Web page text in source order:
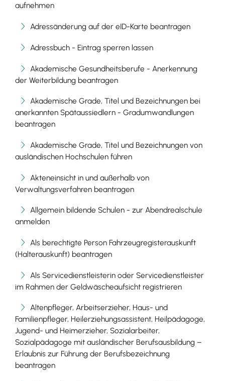
aufnehmen
Adressänderung auf der eID-Karte beantragen
Adressbuch - Eintrag sperren lassen
Akademische Gesundheitsberufe - Anerkennung
der Weiterbildung beantragen
Akademische Grade, Titel und Bezeichnungen bei
anerkannten Spätaussiedlern - Gradumwandlungen
beantragen
Akademische Grade, Titel und Bezeichnungen von
ausländischen Hochschulen führen
Akteneinsicht in und außerhalb von
Verwaltungsverfahren beantragen
Allgemein bildende Schulen - zur Abendrealschule
anmelden
Als berechtigte Person Fahrzeugregisterauskunft
(Halterauskunft) beantragen
Als Servicedienstleisterin oder Servicedienstleister
im Rahmen der Geldwäscheaufsicht registrieren
Altenpfleger, Arbeitserzieher, Haus- und
Familienpfleger, Heilerziehungsassistent, Heilpädagoge,
Jugend- und Heimerzieher, Sozialarbeiter,
Sozialpädagoge mit ausländischer Berufsausbildung –
Erlaubnis zur Führung der Berufsbezeichnung
beantragen